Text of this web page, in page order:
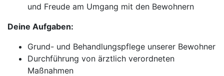
und Freude am Umgang mit den Bewohnern
Deine Aufgaben:
Grund- und Behandlungspflege unserer Bewohner
Durchführung von ärztlich verordneten
Maßnahmen